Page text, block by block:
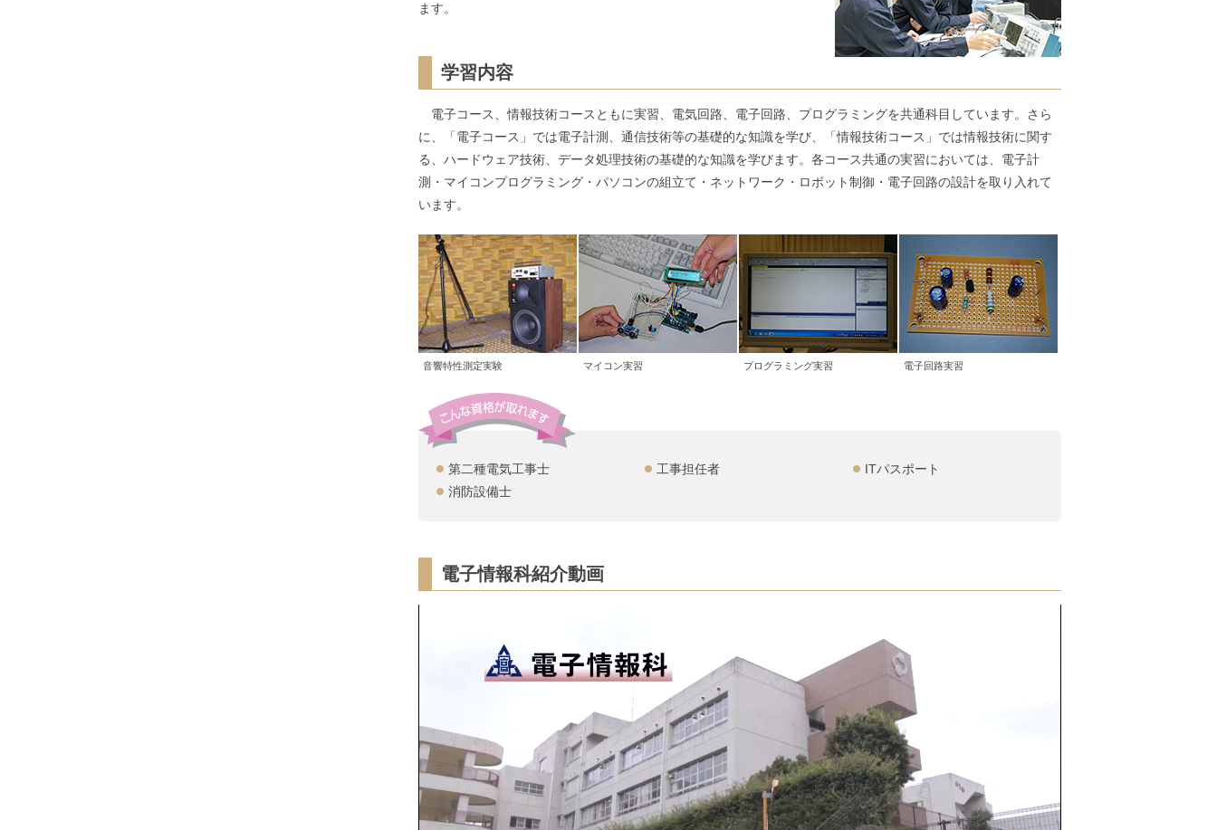
ます。
学習内容
電子コース、情報技術コースともに実習、電気回路、電子回路、プログラミングを共通科目しています。さら
に、「電子コース」では電子計測、通信技術等の基礎的な知識を学び、「情報技術コース」では情報技術に関す
る、ハードウェア技術、データ処理技術の基礎的な知識を学びます。各コース共通の実習においては、電子計
測・マイコンプログラミング・パソコンの組立て・ネットワーク・ロボット制御・電子回路の設計を取り入れて
います。
音響特性測定実験 マイコン実習 プログラミング実習 電子回路実習
第二種電気工事士 工事担任者
ITパスポート
消防設備士
電子情報科紹介動画